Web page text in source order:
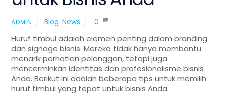
ADMIN Blog News 0
Huruf timbul adalah elemen penting dalam branding
dan signage bisnis. Mereka tidak hanya membantu
menarik perhatian pelanggan, tetapi juga
mencerminkan identitas dan profesionalisme bisnis
Anda. Berikut ini adalah beberapa tips untuk memilih
huruf timbul yang tepat untuk bisnis Anda.